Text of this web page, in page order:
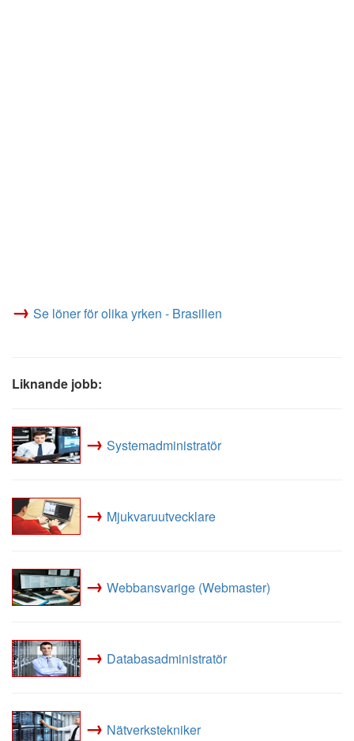
→ Se löner för olika yrken - Brasilien
Liknande jobb:
→ Systemadministratör
→ Mjukvaruutvecklare
→ Webbansvarige (Webmaster)
→ Databasadministratör
→ Nätverkstekniker